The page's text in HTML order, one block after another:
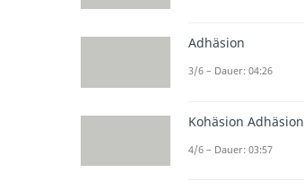
Adhäsion
3/6 – Dauer: 04:26
Kohäsion Adhäsion
4/6 – Dauer: 03:57